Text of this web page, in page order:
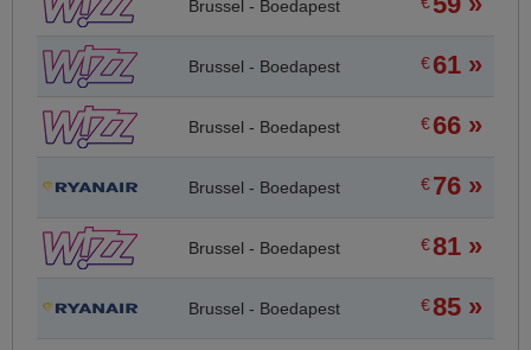
Brussel - Boedapest
Brussel - Boedapest €61 »
Brussel - Boedapest €66 »
Brussel - Boedapest €76 »
Brussel - Boedapest €81 »
Brussel - Boedapest €85 »